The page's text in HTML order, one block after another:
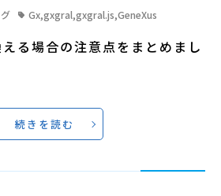
Gx,gxgral,gxgral.js,GeneXus
る場合の注意点をまとめまし
続きを読む